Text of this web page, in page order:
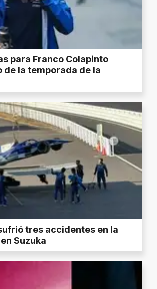
para Franco Colapinto
de la temporada de la
tres accidentes en la
Suzuka